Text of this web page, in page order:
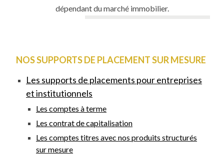
NOS SUPPORTS DE PLACEMENT SUR MESURE
Les supports de placements pour entreprises
et institutionnels
Les comptes à terme
Les contrat de capitalisation
Les comptes titres avec nos produits structurés
sur mesure
dépendant du marché immobilier.